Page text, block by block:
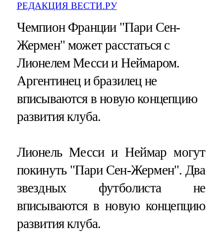
РЕДАКЦИЯ ВЕСТИ.РУ
Чемпион Франции "Пари Сен-
Жермен" может расстаться с
Лионелем Месси и Неймаром.
Аргентинец и бразилец не
вписываются в новую концепцию
развития клуба.
Лионель Месси и Неймар могут
покинуть "Пари Сен-Жермен". Два
звездных футболиста не
вписываются в новую концепцию
развития клуба.